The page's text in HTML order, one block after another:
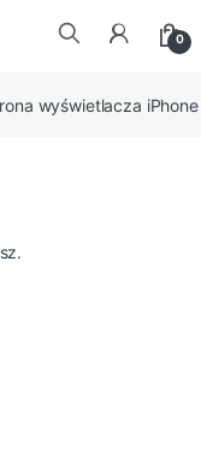
0
wyświetlacza iPhone